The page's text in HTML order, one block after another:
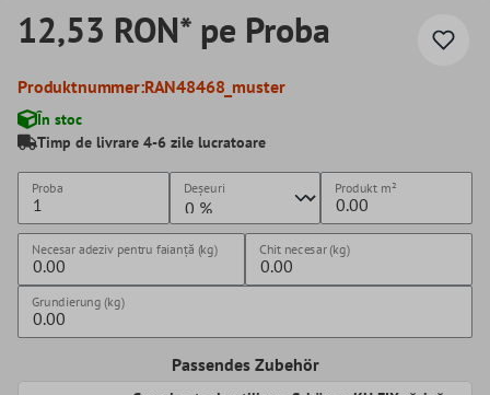
12,53 RON* pe Proba
Produktnummer:RAN48468_muster
În stoc
Timp de livrare 4-6 zile lucratoare
Proba Deșeuri Produkt m²
Necesar adeziv pentru faianță (kg) Chit necesar (kg)
Grundierung (kg)
Passendes Zubehör